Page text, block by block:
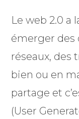
Le web 2.0 a
émerger des
réseaux,
bien ou en
partage et
(User